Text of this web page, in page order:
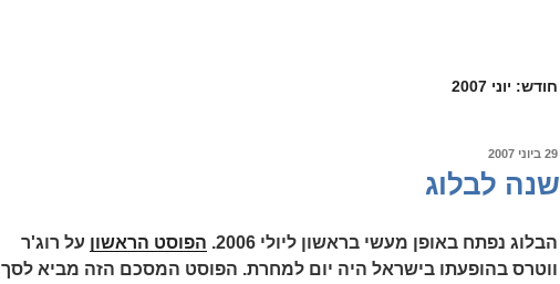
חודש: יוני 2007
פורסם
29 ביוני 2007
שנה לבלוג
הבלוג נפתח באופן מעשי בראשון ליולי 2006. הפוסט הראשון על רוג'ר
ווטרס בהופעתו בישראל היה יום למחרת. הפוסט המסכם הזה מביא לסך